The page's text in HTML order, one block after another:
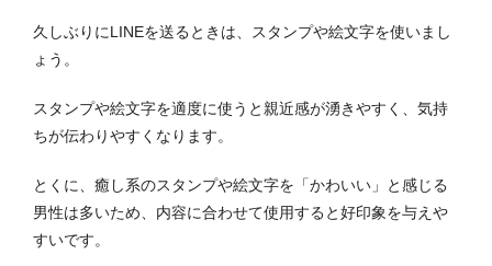
久しぶりにLINEを送るときは、スタンプや絵文字を使いまし
ょう。
スタンプや絵文字を適度に使うと親近感が湧きやすく、気持
ちが伝わりやすくなります。
とくに、癒し系のスタンプや絵文字を「かわいい」と感じる
男性は多いため、内容に合わせて使用すると好印象を与えや
すいです。